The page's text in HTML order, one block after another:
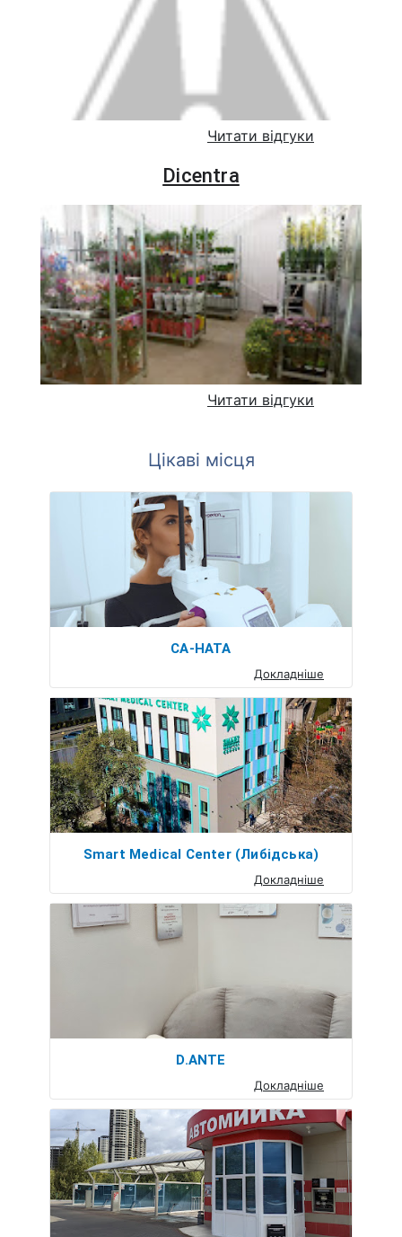
Читати відгуки
Dicentra
Читати відгуки
Цікаві місця
СА-НАТА
Докладніше
Smart Medical Center (Либідська)
Докладніше
D.ANTE
Докладніше